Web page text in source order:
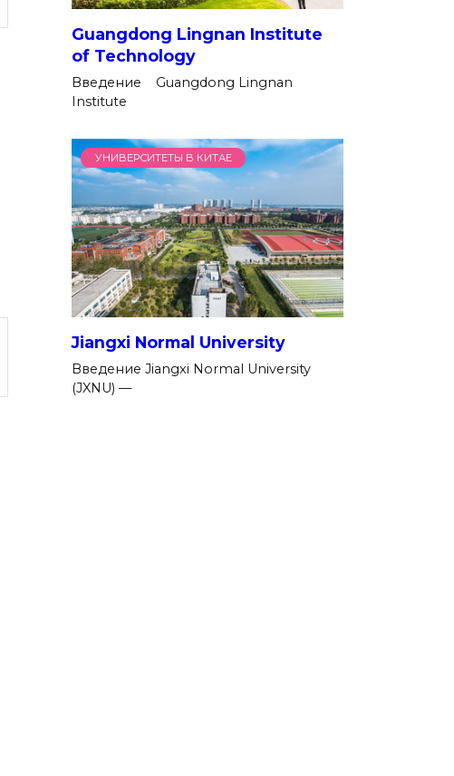
Guangdong Lingnan Institute
of Technology
Введение Guangdong Lingnan
Institute
УНИВЕРСИТЕТЫ В КИТАЕ
Jiangxi Normal University
Введение Jiangxi Normal University
(JXNU) —